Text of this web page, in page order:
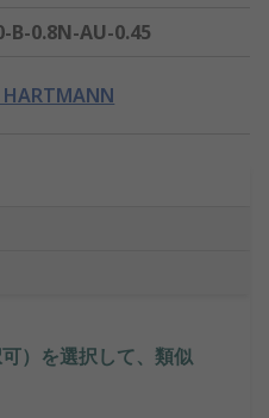
B-0.8N-AU-0.45
HARTMANN
）を選択して、類似